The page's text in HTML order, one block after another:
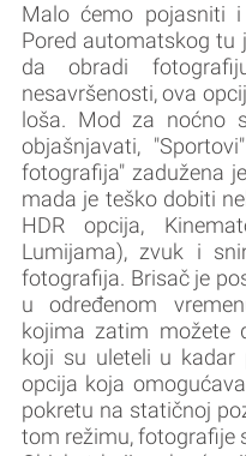
Malo ćemo pojasniti
Pored automatskog tu
da obradi
nesavršenosti, ova
loša. Mod za noćno
objašnjavati,
fotografija" zadužena
mada je teško dobiti
HDR opcija,
Lumijama), zvuk i
fotografija. Brisač je
u određenom
kojima zatim možete
koji su uleteli u kadar
opcija koja
pokretu na statičnoj
tom režimu, fotografije